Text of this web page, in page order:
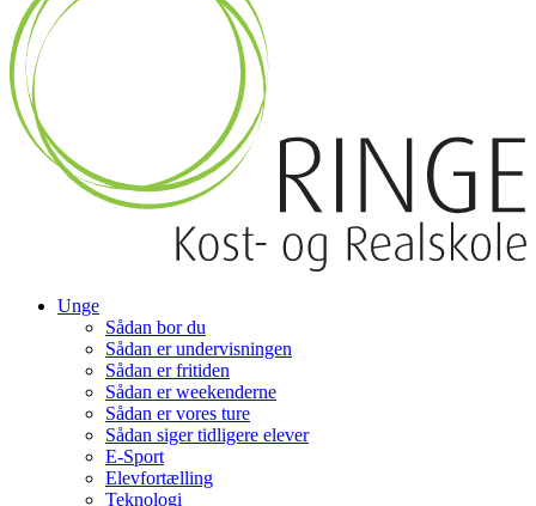
Unge
Sådan bor du
Sådan er undervisningen
Sådan er fritiden
Sådan er weekenderne
Sådan er vores ture
Sådan siger tidligere elever
E-Sport
Elevfortælling
Teknologi